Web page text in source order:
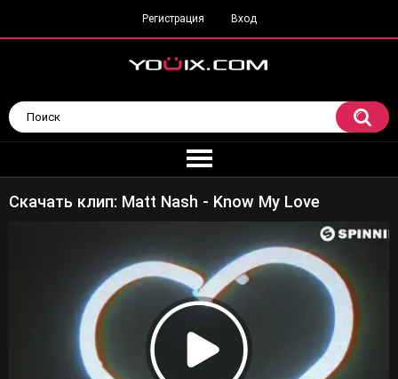
Регистрация Вход
Скачать клип: Matt Nash - Know My Love